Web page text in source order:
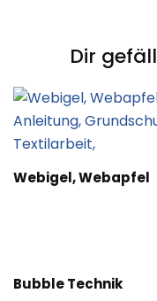
Dir
Webigel, Webapfel
Bubble Technik